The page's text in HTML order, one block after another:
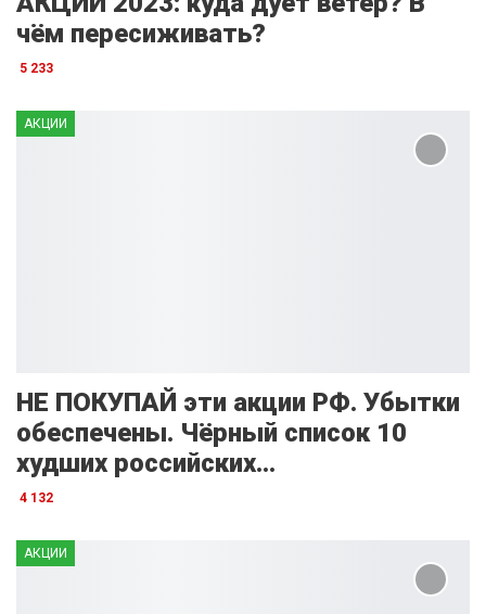
чём пересиживать?
5 233
АКЦИИ
НЕ ПОКУПАЙ эти акции РФ. Убытки
обеспечены. Чёрный список 10
худших российских…
4 132
АКЦИИ